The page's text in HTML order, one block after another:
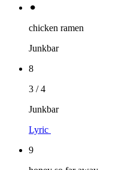
⚫︎
chicken ramen
Junkbar
8
3 / 4
Junkbar
Lyric
9